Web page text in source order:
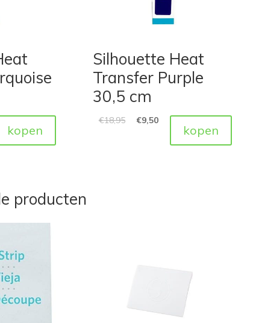
kopen
Silhouette Heat
Transfer Purple
30,5 cm
€18,95 €9,50
kopen
producten